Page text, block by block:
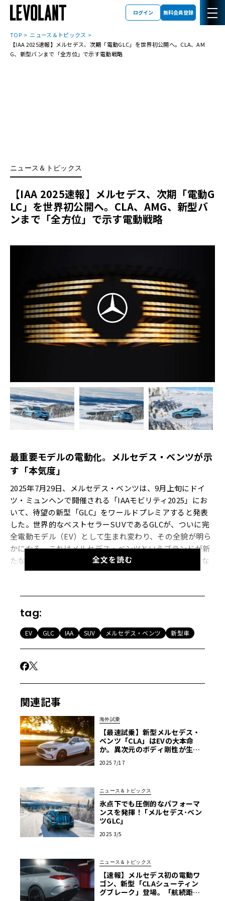
ログイン 無料会員登録
TOP
ニュース＆トピックス
【IAA 2025速報】メルセデス、次期「電動GLC」を世界初公開へ。CLA、AM
G、新型バンまで「全方位」で示す電動戦略
ニュース＆トピックス
【IAA 2025速報】メルセデス、次期「電動G
LC」を世界初公開へ。CLA、AMG、新型バ
ンまで「全方位」で示す電動戦略
最重要モデルの電動化。メルセデス・ベンツが示
す「本気度」
2025年7月29日、メルセデス・ベンツは、9月上旬にドイ
ツ・ミュンヘンで開催される「IAAモビリティ2025」にお
いて、待望の新型「GLC」をワールドプレミアすると発表
した。世界的なベストセラーSUVであるGLCが、ついに完
全電動モデル（EV）として生まれ変わり、その全貌が明ら
かになる。これはメルセデス・ベンツというブランドが新
たな時代へと舵を切る、極めて重要なマイルストーンとな
るはずだ。
ス最重要モデルの開発中の姿をギャラリーで見る
伝統と先進性の融合。SUVらしい力強さを取り戻した
新たなデザイン言語
的なデザインを新たな高みへと昇華させた、全く新しいシ
ブランドの「新たな顔」を提示することにあるという。メ
ルセデス・ベンツは、この新型車を「目的意識が高く、洗
練され、紛れもなくGLCであることがわかる」と表現。さ
らに「象徴的で、多用途性に優れ、直感的でスムーズ」で
ムレスに受け継ぎながら、電気自動車ならではの価値を融
合させていることを強く示唆している。
GLCは、その絶妙なサイズ感、ラグジュアリーな内外装、
そして優れた実用性で、メルセデス・ベンツの販売台数を
ルを完全電動化するという決断は、同社の電動化戦略にお
ける本気度の現れに他ならない。
全文を読む
tag:
EV GLC IAA SUV メルセデス・ベンツ 新型車
関連記事
海外試乗
【最速試乗】新型メルセデス・
ベンツ「CLA」はEVの大本命
か。異次元のボディ剛性が生ん
2025 7/17
ニュース＆トピックス
氷点下でも圧倒的なパフォーマ
ンスを発揮！ ｢メルセデス･ベン
ツGLC｣
2025 3/5
ニュース＆トピックス
【速報】メルセデス初の電動ワ
ゴン、新型「CLAシューティン
グブレーク」登場。「航続距離7